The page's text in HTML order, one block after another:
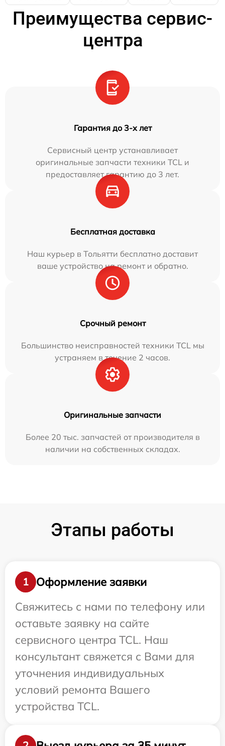
Преимущества сервис-
центра
Гарантия до 3-х лет
Сервисный центр устанавливает
оригинальные запчасти техники TCL и
предоставляет гарантию до 3 лет.
Бесплатная доставка
Наш курьер в Тольятти бесплатно доставит
ваше устройство на ремонт и обратно.
Срочный ремонт
Большинство неисправностей техники TCL мы
устраняем в течение 2 часов.
Оригинальные запчасти
Более 20 тыс. запчастей от производителя в
наличии на собственных складах.
Этапы работы
1
Оформление заявки
Свяжитесь с нами по телефону или
оставьте заявку на сайте
сервисного центра TCL. Наш
консультант свяжется с Вами для
уточнения индивидуальных
условий ремонта Вашего
устройства TCL.